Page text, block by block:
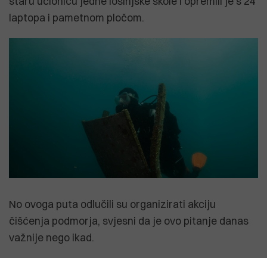
laptopa i pametnom pločom.
No ovoga puta odlučili su organizirati akciju
čišćenja podmorja, svjesni da je ovo pitanje danas
važnije nego ikad.